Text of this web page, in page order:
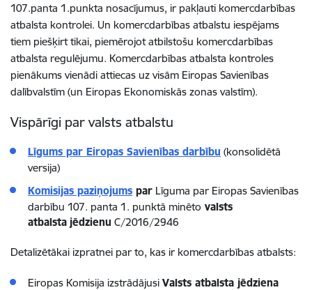
107.panta 1.punkta nosacījumus, ir pakļauti komercdarbības
atbalsta kontrolei. Un komercdarbības atbalstu iespējams
tiem piešķirt tikai, piemērojot atbilstošu komercdarbības
atbalsta regulējumu. Komercdarbības atbalsta kontroles
pienākums vienādi attiecas uz visām Eiropas Savienības
dalībvalstīm (un Eiropas Ekonomiskās zonas valstīm).
Vispārīgi par valsts atbalstu
Līgums par Eiropas Savienības darbību (konsolidētā
versija)
Komisijas paziņojums par Līguma par Eiropas Savienības
darbību 107. panta 1. punktā minēto valsts
atbalsta jēdzienu C/2016/2946
Detalizētākai izpratnei par to, kas ir komercdarbības atbalsts:
Eiropas Komisija izstrādājusi Valsts atbalsta jēdziena